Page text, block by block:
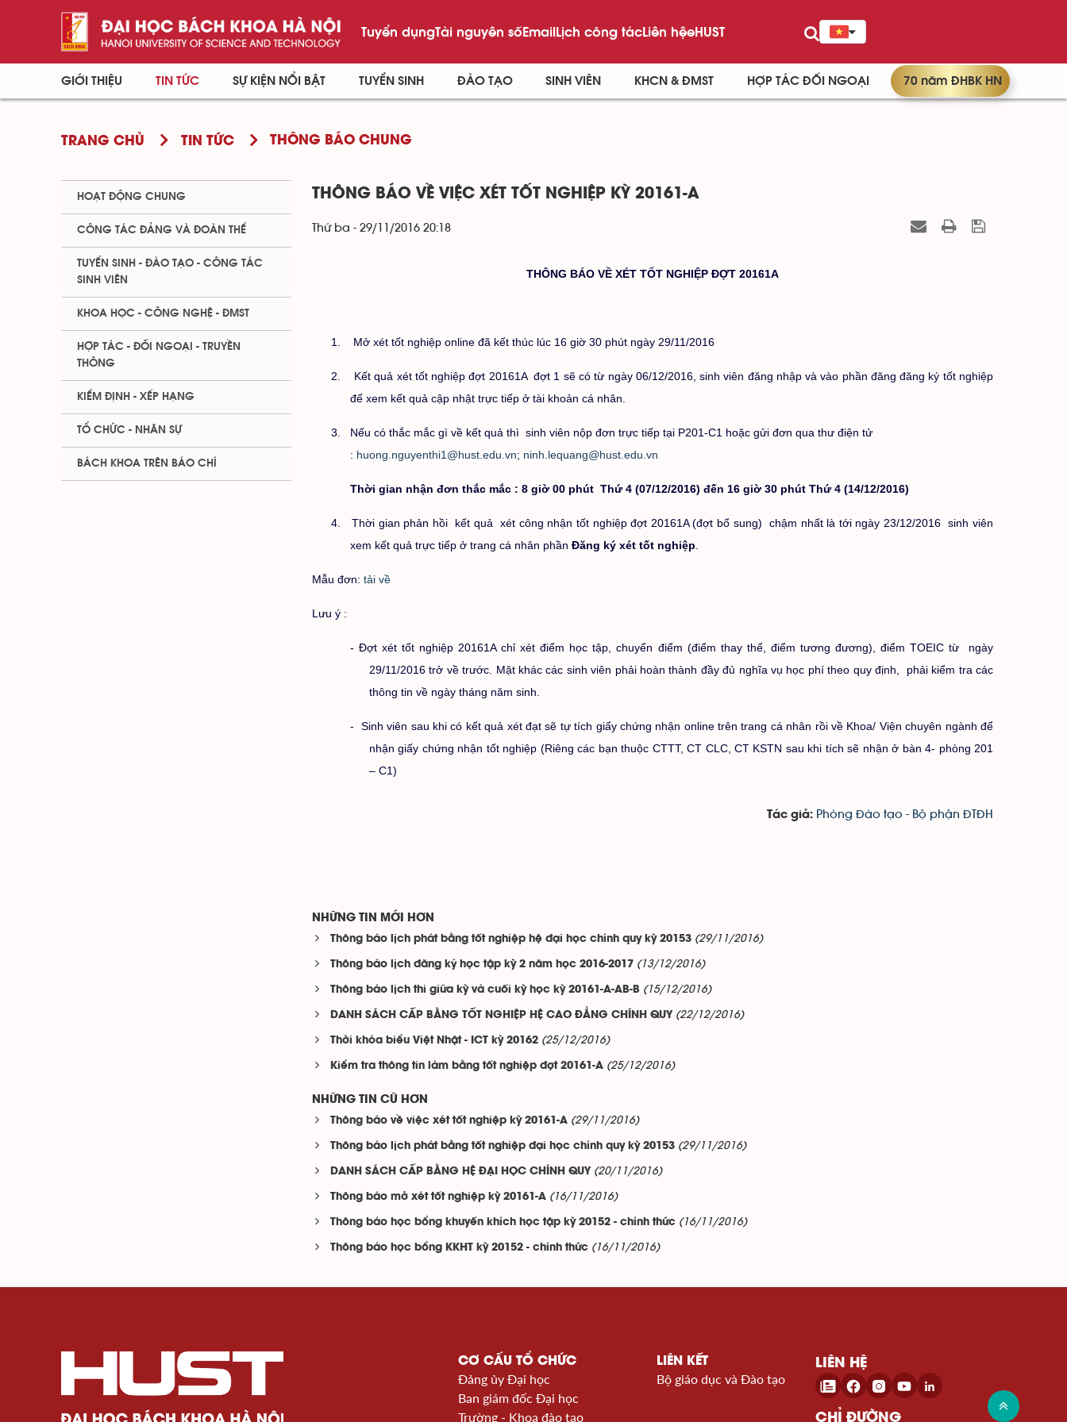
Tuyển dụngTài nguyên sốEmailLịch công tácLiên hệeHUST
GIỚI THIỆU TIN TỨC SỰ KIỆN NỔI BẬT TUYỂN SINH ĐÀO TẠO SINH VIÊN KHCN & ĐMST HỢP TÁC ĐỐI NGOẠI 70 năm ĐHBK HN
TRANG CHỦ TIN TỨC THÔNG BÁO CHUNG
THÔNG BÁO VỀ VIỆC XÉT TỐT NGHIỆP KỲ 20161-A
Thứ ba - 29/11/2016 20:18
THÔNG BÁO VỀ XÉT TỐT NGHIỆP ĐỢT 20161A
1. Mở xét tốt nghiệp online đã kết thúc lúc 16 giờ 30 phút ngày 29/11/2016
2.
Kết quả xét tốt nghiệp đợt 20161A đợt 1 sẽ có từ ngày 06/12/2016, sinh viên đăng nhập và vào phần đăng đăng ký tốt nghiệp
để xem kết quả cập nhật trực tiếp ở tài khoản cá nhân.
3.
Nếu có thắc mắc gì về kết quả thì sinh viên nộp đơn trực tiếp tại P201-C1 hoặc gửi đơn qua thư điện tử
: huong.nguyenthi1@hust.edu.vn; ninh.lequang@hust.edu.vn
Thời gian nhận đơn thắc mắc : 8 giờ 00 phút Thứ 4 (07/12/2016) đến 16 giờ 30 phút Thứ 4 (14/12/2016)
4.
Thời gian phản hồi kết quả xét công nhận tốt nghiệp đợt 20161A (đợt bổ sung) chậm nhất là tới ngày 23/12/2016 sinh viên
xem kết quả trực tiếp ở trang cá nhân phần Đăng ký xét tốt nghiệp
Mẫu đơn: tải về
Lưu ý :
- Đợt xét tốt nghiệp 20161A chỉ xét điểm học tập, chuyển điểm (điểm thay thế, điểm tương đương), điểm TOEIC từ ngày
29/11/2016 trở về trước. Mặt khác các sinh viên phải hoàn thành đầy đủ nghĩa vụ học phí theo quy định, phải kiểm tra các
thông tin về ngày tháng năm sinh.
-
Sinh viên sau khi có kết quả xét đạt sẽ tự tích giấy chứng nhận online trên trang cá nhân rồi về Khoa/ Viện chuyên ngành để
nhận giấy chứng nhận tốt nghiệp (Riêng các bạn thuộc CTTT, CT CLC, CT KSTN sau khi tích sẽ nhận ở bàn 4- phòng 201
– C1)
Tác giả: Phòng Đào tạo - Bộ phận ĐTĐH
NHỮNG TIN MỚI HƠN
Thông báo lịch phát bằng tốt nghiệp hệ đại học chính quy kỳ 20153 (29/11/2016)
Thông báo lịch đăng ký học tập kỳ 2 năm học 2016-2017 (13/12/2016)
Thông báo lịch thi giữa kỳ và cuối kỳ học kỳ 20161-A-AB-B (15/12/2016)
DANH SÁCH CẤP BẰNG TỐT NGHIỆP HỆ CAO ĐẲNG CHÍNH QUY (22/12/2016)
Thời khóa biểu Việt Nhật - ICT kỳ 20162 (25/12/2016)
Kiểm tra thông tin làm bằng tốt nghiệp đợt 20161-A (25/12/2016)
NHỮNG TIN CŨ HƠN
Thông báo về việc xét tốt nghiệp kỳ 20161-A (29/11/2016)
Thông báo lịch phát bằng tốt nghiệp đại học chính quy kỳ 20153 (29/11/2016)
DANH SÁCH CẤP BẰNG HỆ ĐẠI HỌC CHÍNH QUY (20/11/2016)
Thông báo mở xét tốt nghiệp kỳ 20161-A (16/11/2016)
Thông báo học bổng khuyến khích học tập kỳ 20152 - chính thức (16/11/2016)
Thông báo học bổng KKHT kỳ 20152 - chính thức (16/11/2016)
HOẠT ĐỘNG CHUNG
CÔNG TÁC ĐẢNG VÀ ĐOÀN THỂ
TUYỂN SINH - ĐÀO TẠO - CÔNG TÁC
SINH VIÊN
KHOA HỌC - CÔNG NGHỆ - ĐMST
HỢP TÁC - ĐỐI NGOẠI - TRUYỀN
THÔNG
KIỂM ĐỊNH - XẾP HẠNG
TỔ CHỨC - NHÂN SỰ
BÁCH KHOA TRÊN BÁO CHÍ
CƠ CẤU TỔ CHỨC
Đảng ủy Đại học
Ban giám đốc Đại học
Trường - Khoa đào tạo
LIÊN KẾT
Bộ giáo dục và Đào tạo
LIÊN HỆ
CHỈ ĐƯỜNG